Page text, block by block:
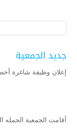
جديد الجمعية
إعلان وظيفة شاغرة
أقامت الجمعية الحمله